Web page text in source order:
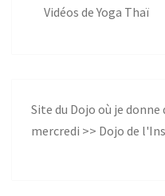
Vidéos de Yoga Thaï
Site du Dojo où je donne
mercredi >> Dojo de